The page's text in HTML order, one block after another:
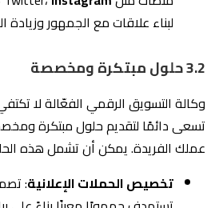
وكالة التسويق الرقمي الفعّالة لا
تسعى دائمًا لتقديم حلول مبتكرة
عملك الفريدة. يمكن أن تشمل هذه
تخصيص الحملات الإعلانية:
تستهدف جمهورًا معينًا بناءً على
وسلوكية محددة.
إنشاء محتوى متميز: تطوير
يتناسب مع اهتمامات الجمهور